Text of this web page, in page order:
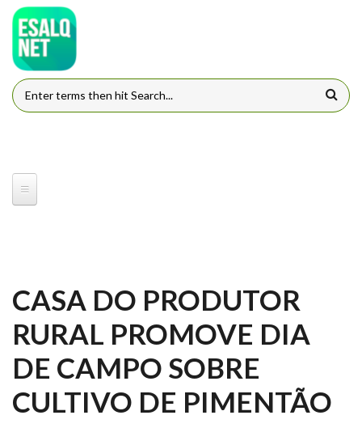
Pular para o conteúdo principal
FORMULÁRIO DE BUSCA
CASA DO PRODUTOR
RURAL PROMOVE DIA
DE CAMPO SOBRE
CULTIVO DE PIMENTÃO